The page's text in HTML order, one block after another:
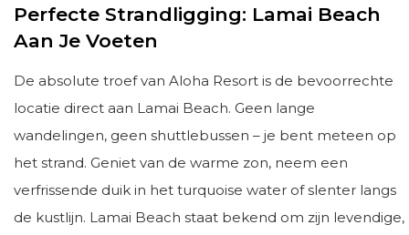
Perfecte Strandligging: Lamai Beach
Aan Je Voeten
De absolute troef van Aloha Resort is de bevoorrechte
locatie direct aan Lamai Beach. Geen lange
wandelingen, geen shuttlebussen – je bent meteen op
het strand. Geniet van de warme zon, neem een
verfrissende duik in het turquoise water of slenter langs
de kustlijn. Lamai Beach staat bekend om zijn levendige,